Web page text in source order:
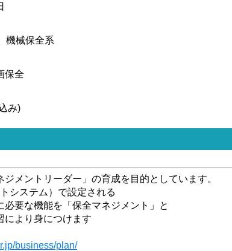
機械保全系
保全
み)
ジメントリーダー」の育成を目的としています。
システム）で設定される
要な機能を「保全マネジメント」と
により身につけます
business/plan/